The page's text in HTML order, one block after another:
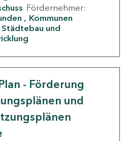
Fördernehmer:
Kommunen
Städtebau und
- Förderung
und